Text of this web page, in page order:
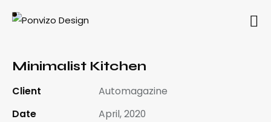
Minimalist Kitchen
Client
Automagazine
Date
April, 2020